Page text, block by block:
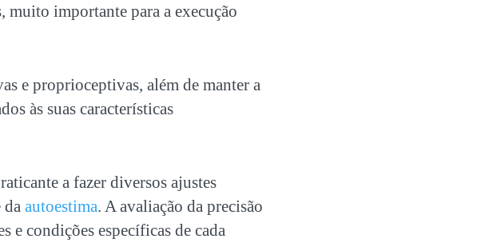
muito importante para a execução
e proprioceptivas, além de manter a
às suas características
a fazer diversos ajustes
da autoestima. A avaliação da precisão
e condições específicas de cada